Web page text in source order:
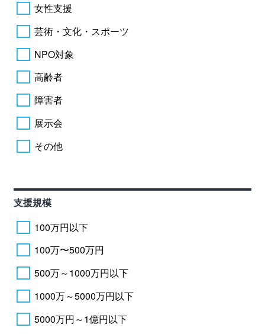
女性支援
芸術・文化・スポーツ
NPO対象
高齢者
障害者
展示会
その他
支援規模
100万円以下
100万〜500万円
500万～1000万円以下
1000万～5000万円以下
5000万円～1億円以下